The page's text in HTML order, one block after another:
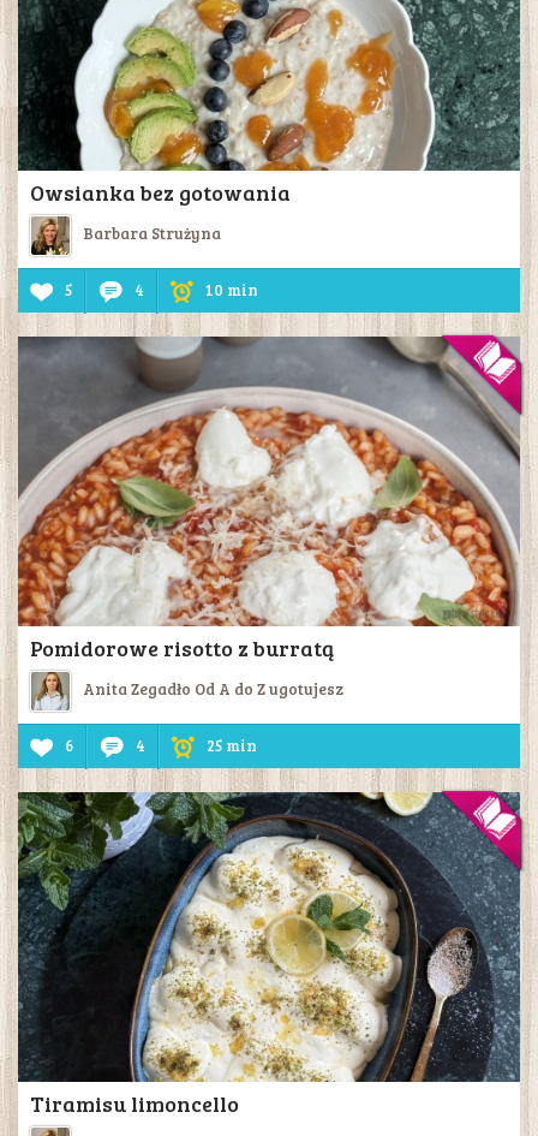
Owsianka bez gotowania
Barbara Strużyna
5 4 10 min
Pomidorowe risotto z burratą
Anita Zegadło Od A do Z ugotujesz
6 4 25 min
Tiramisu limoncello